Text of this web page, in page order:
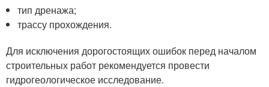
тип дренажа;
трассу прохождения.
Для исключения дорогостоящих ошибок перед началом
строительных работ рекомендуется провести
гидрогеологическое исследование.